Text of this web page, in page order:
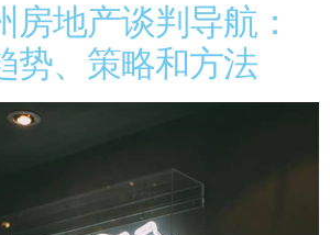
房地产谈判导航：
势、策略和方法